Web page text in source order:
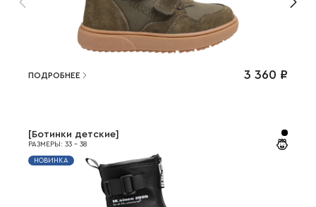
ПОДРОБНЕЕ 3 360 ₽
[ Ботинки детские]
РАЗМЕРЫ : 33 - 38
НОВИНКА